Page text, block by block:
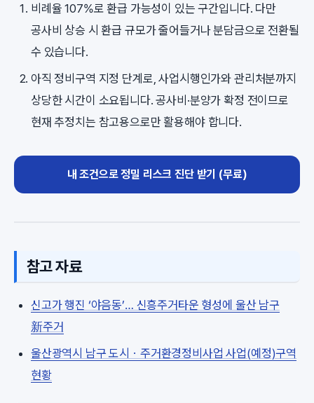
비례율 107%로 환급 가능성이 있는 구간입니다. 다만
공사비 상승 시 환급 규모가 줄어들거나 분담금으로 전환될
수 있습니다.
아직 정비구역 지정 단계로, 사업시행인가와 관리처분까지
상당한 시간이 소요됩니다. 공사비·분양가 확정 전이므로
현재 추정치는 참고용으로만 활용해야 합니다.
내 조건으로 정밀 리스크 진단 받기 (무료)
참고 자료
신고가 행진 ‘야음동’… 신흥주거타운 형성에 울산 남구
新주거
울산광역시 남구 도시ㆍ주거환경정비사업 사업(예정)구역
현황